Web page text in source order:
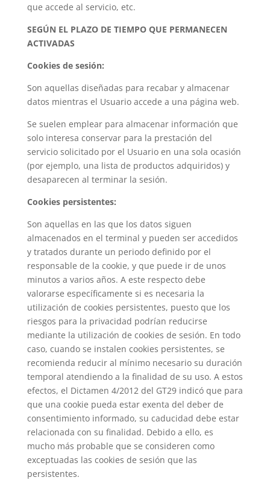
que accede al servicio, etc.
SEGÚN EL PLAZO DE TIEMPO QUE PERMANECEN
ACTIVADAS
Cookies de sesión:
Son aquellas diseñadas para recabar y almacenar
datos mientras el Usuario accede a una página web.
Se suelen emplear para almacenar información que
solo interesa conservar para la prestación del
servicio solicitado por el Usuario en una sola ocasión
(por ejemplo, una lista de productos adquiridos) y
desaparecen al terminar la sesión.
Cookies persistentes:
Son aquellas en las que los datos siguen
almacenados en el terminal y pueden ser accedidos
y tratados durante un periodo definido por el
responsable de la cookie, y que puede ir de unos
minutos a varios años. A este respecto debe
valorarse específicamente si es necesaria la
utilización de cookies persistentes, puesto que los
riesgos para la privacidad podrían reducirse
mediante la utilización de cookies de sesión. En todo
caso, cuando se instalen cookies persistentes, se
recomienda reducir al mínimo necesario su duración
temporal atendiendo a la finalidad de su uso. A estos
efectos, el Dictamen 4/2012 del GT29 indicó que para
que una cookie pueda estar exenta del deber de
consentimiento informado, su caducidad debe estar
relacionada con su finalidad. Debido a ello, es
mucho más probable que se consideren como
exceptuadas las cookies de sesión que las
persistentes.